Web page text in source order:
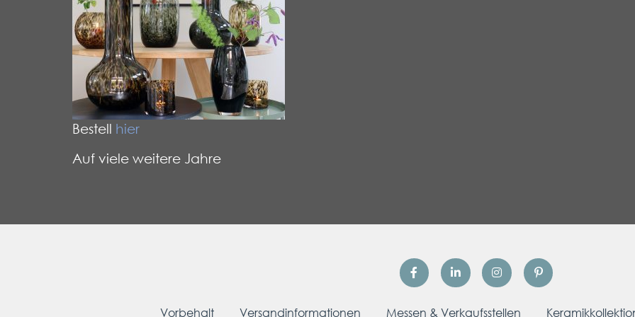
Bestell hier
Auf viele weitere Jahre
Vorbehalt Versandinformationen Messen & Verkaufsstellen